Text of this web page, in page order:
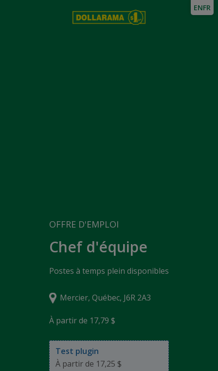
OFFRE D'EMPLOI
Chef d'équipe
Postes à temps plein disponibles
Mercier, Québec, J6R 2A3
À partir de 17,79 $
Test plugin
À partir de 17,25 $
ENFR